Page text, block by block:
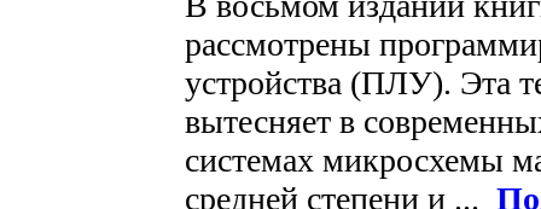
рассмотрены
устройства (ПЛУ). Эта
вытесняет в
системах микросхемы
средней степени и ...